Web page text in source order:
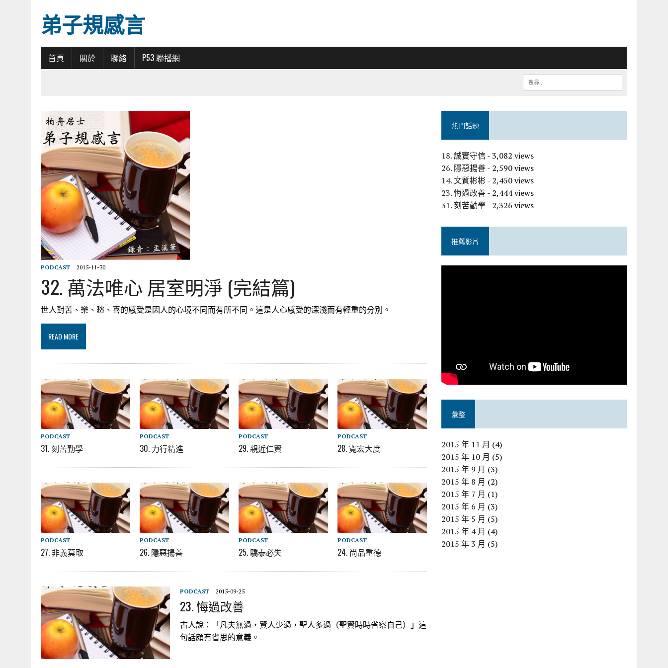
弟子規感言
首頁 關於 聯絡 P53 聯播網
PODCAST 2015-11-30
32. 萬法唯心 居室明淨 (完結篇)
世人對苦、樂、愁、喜的感受是因人的心境不同而有所不同。這是人心感受的深淺而有輕重的分別。
READ MORE
PODCAST
31. 刻苦勤學
PODCAST
30. 力行精進
PODCAST
29. 親近仁賢
PODCAST
28. 寬宏大度
PODCAST
27. 非義莫取
PODCAST
26. 隱惡揚善
PODCAST
25. 驕泰必失
PODCAST
24. 尚品重德
PODCAST 2015-09-25
23. 悔過改善
古人說：「凡夫無過，賢人少過，聖人多過（聖賢時時省察自己）」這
句話頗有省思的意義。
熱門話題
18. 誠實守信- 3,082 views
26. 隱惡揚善- 2,590 views
14. 文質彬彬 - 2,450 views
23. 悔過改善- 2,444 views
31. 刻苦勤學- 2,326 views
推薦影片
彙整
2015 年 11 月 (4)
2015 年 10 月 (5)
2015 年 9 月 (3)
2015 年 8 月 (2)
2015 年 7 月 (1)
2015 年 6 月 (3)
2015 年 5 月 (5)
2015 年 4 月 (4)
2015 年 3 月 (5)